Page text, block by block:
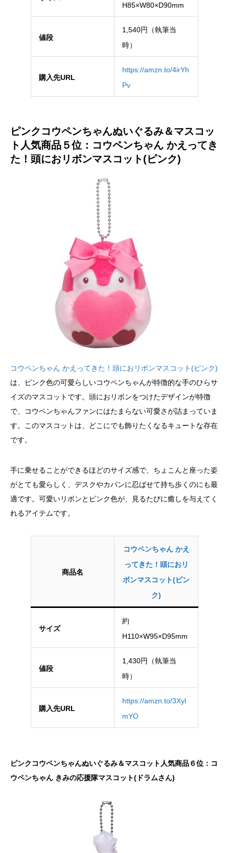
H85×W80×D90mm
値段
1,540円（執筆当
時）
購入先URL
https://amzn.to/4irYh
Pv
ピンクコウペンちゃんぬいぐるみ＆マスコッ
ト人気商品５位：コウペンちゃん かえってき
た！頭におリボンマスコット(ピンク)
コウペンちゃん かえってきた！頭におリボンマスコット(ピンク)
は、ピンク色の可愛らしいコウペンちゃんが特徴的な手のひらサ
イズのマスコットです。頭におリボンをつけたデザインが特徴
で、コウペンちゃんファンにはたまらない可愛さが詰まっていま
す。このマスコットは、どこにでも飾りたくなるキュートな存在
です。
手に乗せることができるほどのサイズ感で、ちょこんと座った姿
がとても愛らしく、デスクやカバンに忍ばせて持ち歩くのにも最
適です。可愛いリボンとピンク色が、見るたびに癒しを与えてく
れるアイテムです。
商品名
コウペンちゃん かえ
ってきた！頭におリ
ボンマスコット(ピン
ク)
サイズ
約
H110×W95×D95mm
値段
1,430円（執筆当
時）
購入先URL
https://amzn.to/3Xyl
mYO
ピンクコウペンちゃんぬいぐるみ＆マスコット人気商品６位：コ
ウペンちゃん きみの応援隊マスコット(ドラムさん)